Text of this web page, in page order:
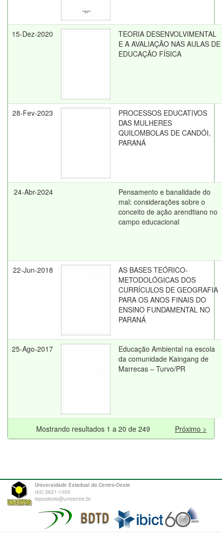
15-Dez-2020
TEORIA DESENVOLVIMENTAL
E A AVALIAÇÃO NAS AULAS DE
EDUCAÇÃO FÍSICA
28-Fev-2023
PROCESSOS EDUCATIVOS
DAS MULHERES
QUILOMBOLAS DE CANDÓI,
PARANÁ
24-Abr-2024
Pensamento e banalidade do
mal: considerações sobre o
conceito de ação arendtiano no
campo educacional
22-Jun-2018
AS BASES TEÓRICO-
METODOLÓGICAS DOS
CURRÍCULOS DE GEOGRAFIA
PARA OS ANOS FINAIS DO
ENSINO FUNDAMENTAL NO
PARANÁ
25-Ago-2017
Educação Ambiental na escola
da comunidade Kaingang de
Marrecas – Turvo/PR
Mostrando resultados 1 a 20 de 249 Próximo >
Universidade Estadual do Centro-Oeste
(42) 3621-1000
repositorio@unicentro.br